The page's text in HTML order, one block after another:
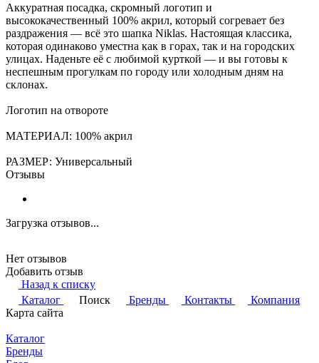
Аккуратная посадка, скромный логотип и
высококачественный 100% акрил, который согревает без
раздражения — всё это шапка Niklas. Настоящая классика,
которая одинаково уместна как в горах, так и на городских
улицах. Наденьте её с любимой курткой — и вы готовы к
неспешным прогулкам по городу или холодным дням на
склонах.
Логотип на отвороте
МАТЕРИАЛ: 100% акрил
РАЗМЕР: Универсальный
Отзывы
Загрузка отзывов...
Нет отзывов
Добавить отзыв
Назад к списку
Каталог
Поиск Бренды Контакты
Компания
Карта сайта
Каталог
Бренды